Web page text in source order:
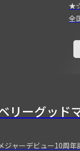
全
リーグッド
ジャーデビュー10周